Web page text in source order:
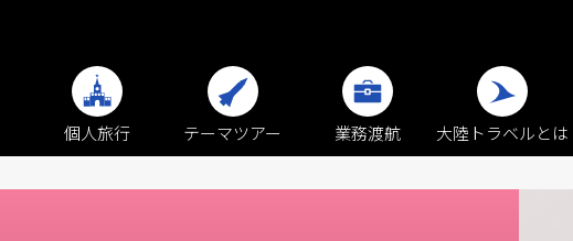
個人旅行
テーマツアー 業務渡航 大陸トラベルとは